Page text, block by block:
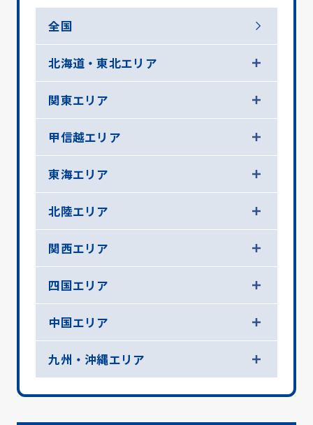
全国
北海道・東北エリア
関東エリア
甲信越エリア
東海エリア
北陸エリア
関西エリア
四国エリア
中国エリア
九州・沖縄エリア